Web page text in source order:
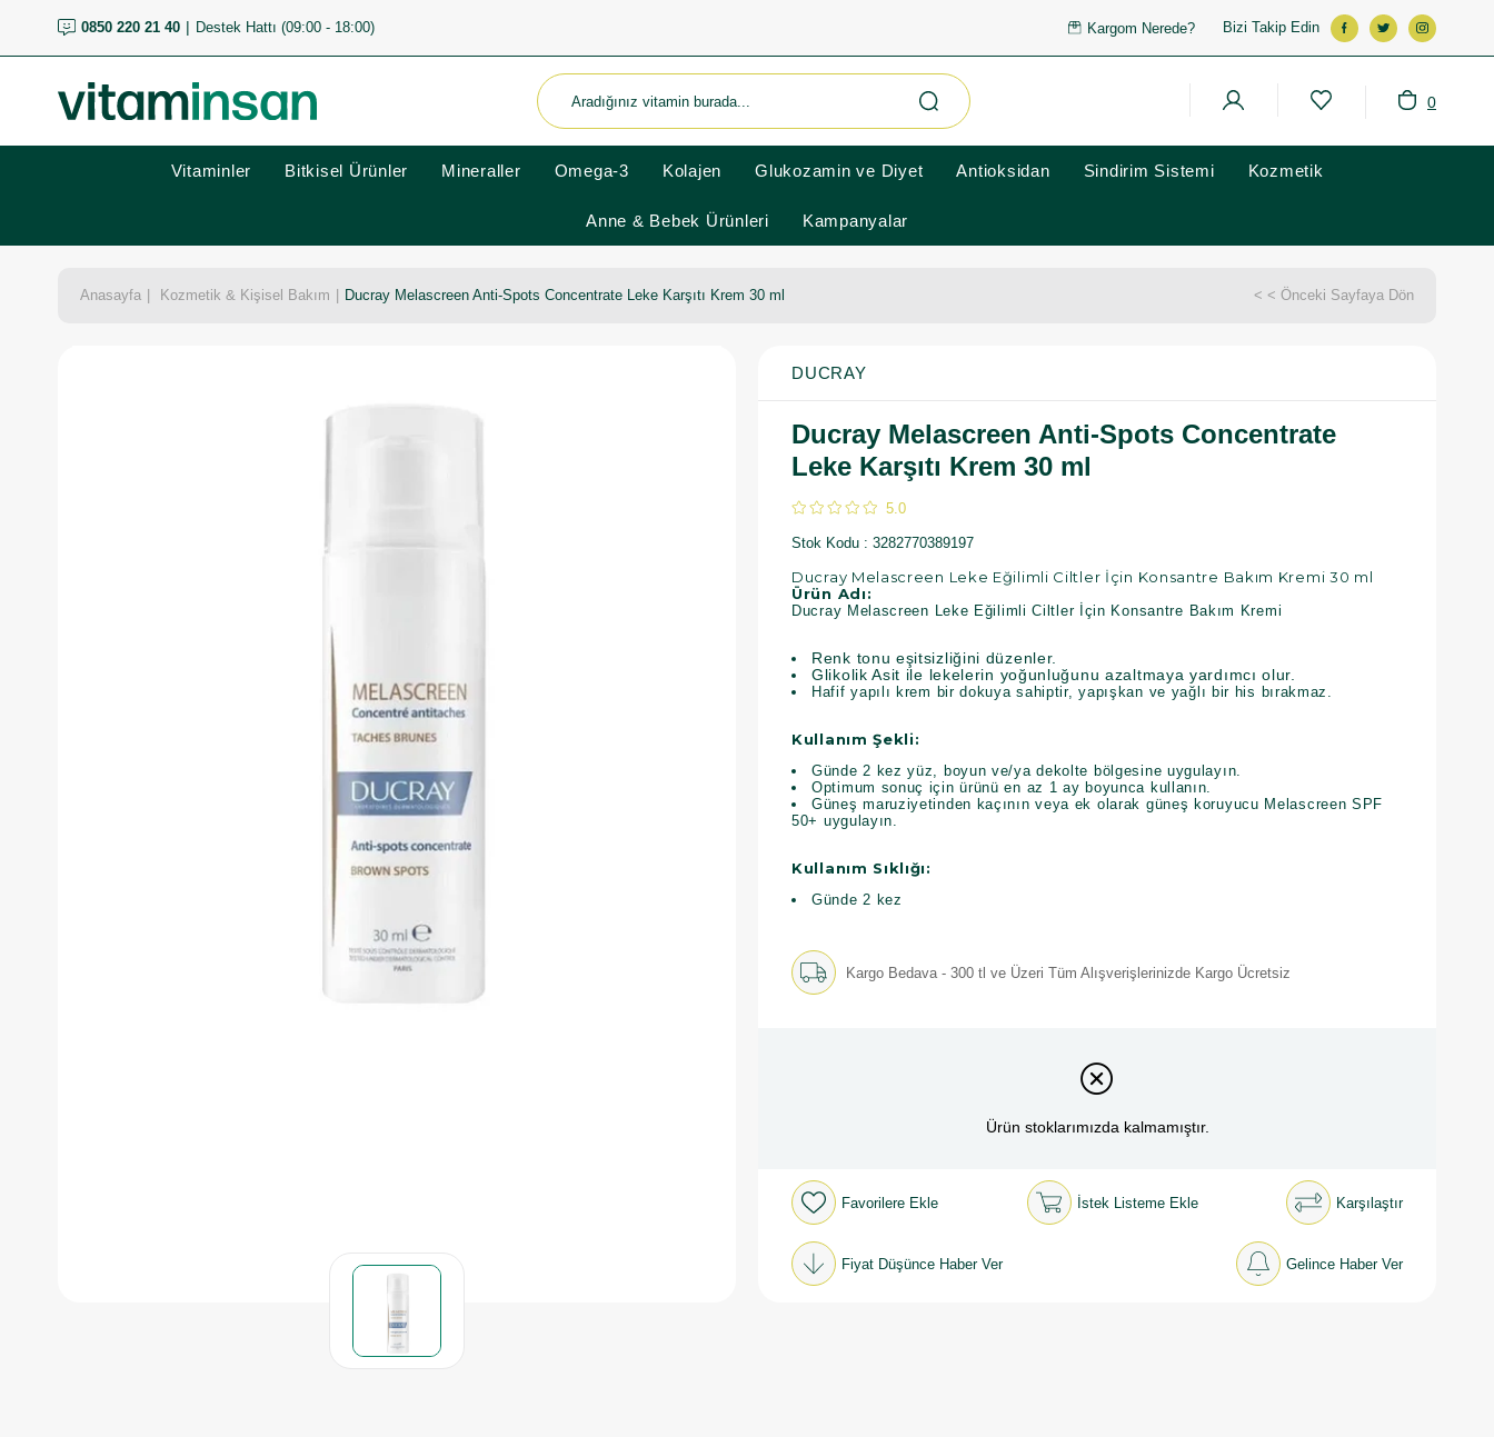
0850 220 21 40 Destek Hattı (09:00 - 18:00) Kargom Nerede? Bizi Takip Edin
0
Vitaminler Bitkisel Ürünler Mineraller Omega-3 Kolajen Glukozamin ve Diyet Antioksidan Sindirim Sistemi Kozmetik
Anne & Bebek Ürünleri Kampanyalar
Anasayfa Kozmetik & Kişisel Bakım Ducray Melascreen Anti-Spots Concentrate Leke Karşıtı Krem 30 ml < < Önceki Sayfaya Dön
DUCRAY
Ducray Melascreen Anti-Spots Concentrate
Leke Karşıtı Krem 30 ml
5.0
Stok Kodu 3282770389197
Ducray Melascreen Leke Eğilimli Ciltler İçin Konsantre Bakım Kremi 30 ml
Ürün Adı:
Ducray Melascreen Leke Eğilimli Ciltler İçin Konsantre Bakım Kremi
Renk tonu eşitsizliğini düzenler.
Glikolik Asit ile lekelerin yoğunluğunu azaltmaya yardımcı olur.
Hafif yapılı krem bir dokuya sahiptir, yapışkan ve yağlı bir his bırakmaz.
Kullanım Şekli:
Günde 2 kez yüz, boyun ve/ya dekolte bölgesine uygulayın.
Optimum sonuç için ürünü en az 1 ay boyunca kullanın.
Güneş maruziyetinden kaçının veya ek olarak güneş koruyucu Melascreen SPF
50+ uygulayın.
Kullanım Sıklığı:
Günde 2 kez
Kargo Bedava - 300 tl ve Üzeri Tüm Alışverişlerinizde Kargo Ücretsiz
Ürün stoklarımızda kalmamıştır.
Favorilere Ekle İstek Listeme Ekle Karşılaştır
Fiyat Düşünce Haber Ver Gelince Haber Ver